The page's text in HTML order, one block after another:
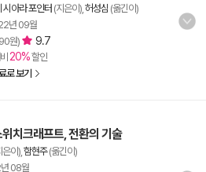
시아라 포인터 (지은이), 허성심 (옮긴이)
년 09월
원) 9.7
20%할인
로 보기
치크래프트, 전환의 기술
이), 함현주(옮긴이)
08월